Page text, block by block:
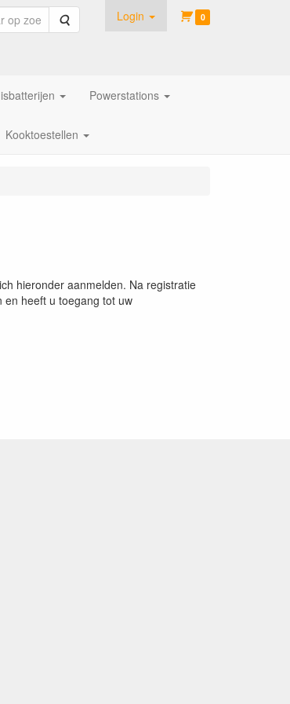
Zoeken Login 0
Powerstations
Kooktoestellen
hieronder aanmelden. Na registratie
en heeft u toegang tot uw